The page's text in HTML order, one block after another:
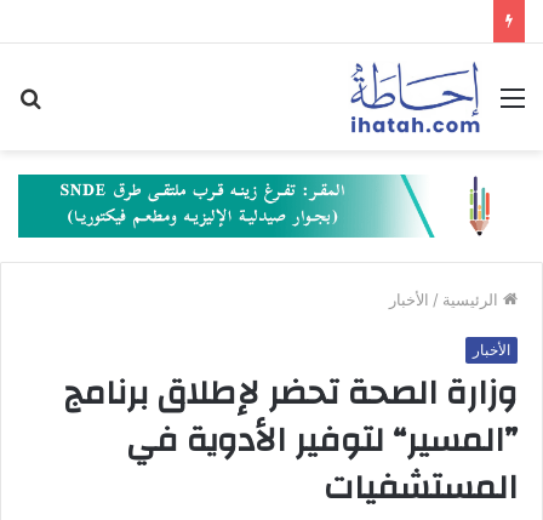
القائمة
الرئيسية / الأخبار
الأخبار
وزارة الصحة تحضر لإطلاق برنامج
”المسير“ لتوفير الأدوية في
المستشفيات